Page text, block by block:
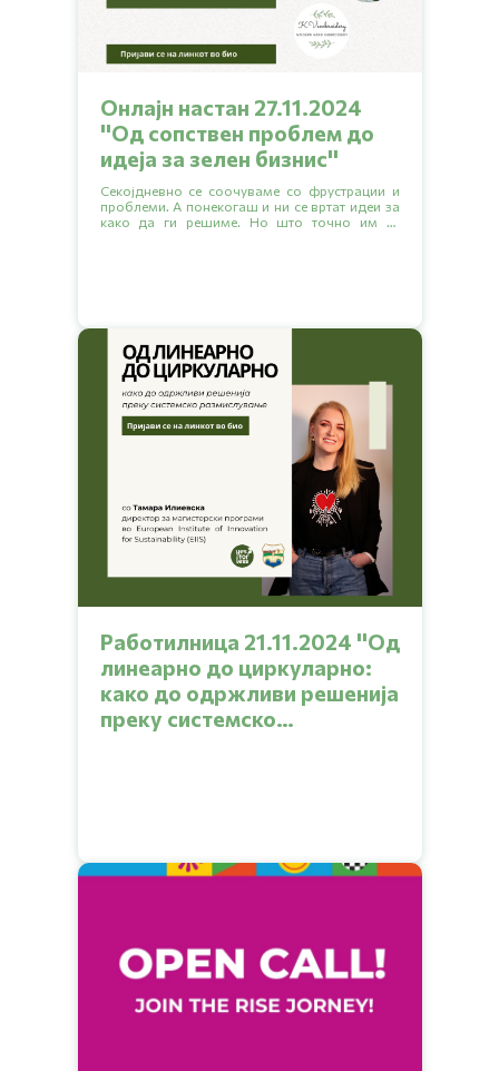
Онлајн настан 27.11.2024
''Од сопствен проблем до
идеја за зелен бизниc''
Секојдневно се соочуваме со фрустрации и
проблеми. А понекогаш и ни се вртат идеи за
како да ги решиме. Но што точно им се
Работилница 21.11.2024 ''Од
линеарно до циркуларно:
како до одржливи решенија
преку системско